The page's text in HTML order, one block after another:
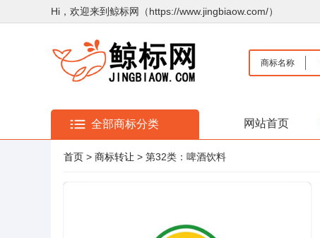
Hi，欢迎来到鲸标网（https://www.jingbiaow.com/）
商标名称
全部商标分类 网站首页
首页 > 商标转让 > 第32类：啤酒饮料